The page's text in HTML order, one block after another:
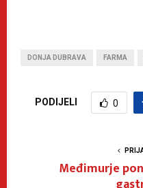
DONJA DUBRAVA FARMA
PODIJELI 0
Međimurje